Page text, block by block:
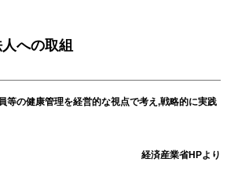
への取組
等の健康管理を経営的な視点で考え,戦略的に実践
経済産業省HPより